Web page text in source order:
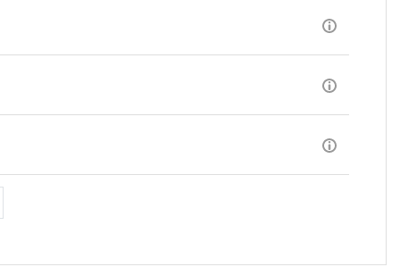
página